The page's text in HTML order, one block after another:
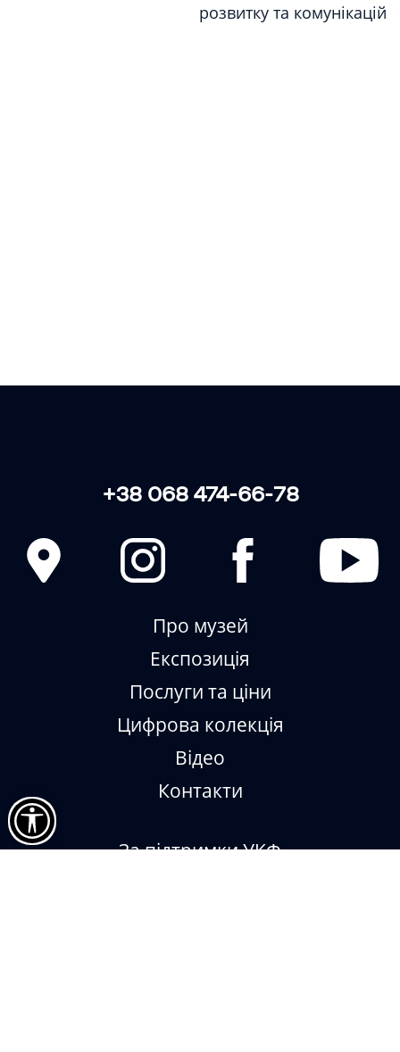
розвитку та комунікацій
+38 068 474-66-78
Про музей
Експозиція
Послуги та ціни
Цифрова колекція
Відео
Контакти
За підтримки УКФ